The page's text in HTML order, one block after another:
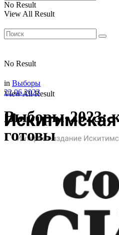
No Result
View All Result
No Result
View All Result
in Выборы
22.06.2023
Выборы-2023:
готовы